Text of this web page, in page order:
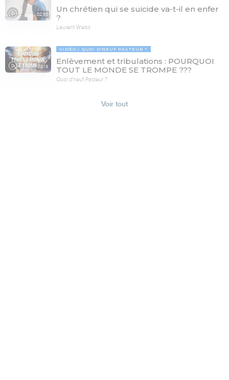
02:50
Un chrétien qui se suicide va-t-il en enfer
?
Laurent Weiss
78:19
VIDÉO QUOI D'NEUF PASTEUR ?
Enlèvement et tribulations : POURQUOI
TOUT LE MONDE SE TROMPE ???
Quoi d'neuf Pasteur ?
Voir tout